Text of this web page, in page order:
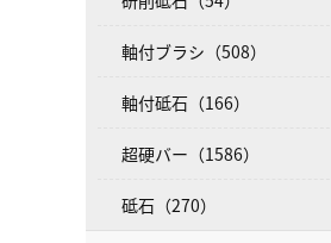
軸付ブラシ（508）
軸付砥石（166）
超硬バー（1586）
砥石（270）